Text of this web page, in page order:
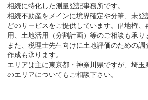
相続に特化した測量登記事務所です。
相続不動産をメインに境界確定や分筆、未登
どのサービスをご提供しています。借地権
用、土地活用（分割計画）等のご相談も承り
また、税理士先生向けに土地評価のための
作成も承ります。
エリアは主に東京都・神奈川県ですが、埼
のエリアについてもご相談下さい。